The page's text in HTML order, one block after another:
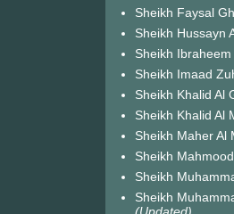
Sheikh Faysal
Sheikh Hussayn
Sheikh Ibraheem
Sheikh Imaad
Sheikh Khalid Al
Sheikh Khalid Al
Sheikh Maher Al
Sheikh
Sheikh
Sheikh
(Updated)